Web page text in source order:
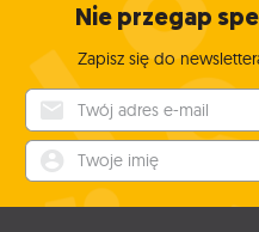
Nie przegap
Zapisz się do